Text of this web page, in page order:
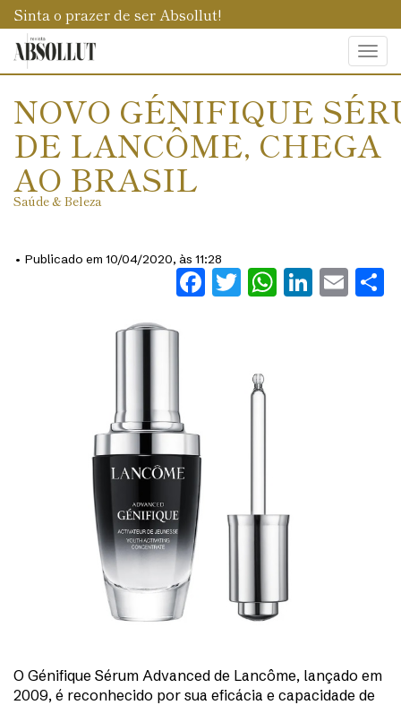
Sinta o prazer de ser Absollut!
NOVO GÉNIFIQUE
DE LANCÔME, CHEGA
AO BRASIL
Saúde & Beleza
• Publicado em 10/04/2020, às 11:28
Facebook
Twitter
O Génifique Sérum Advanced de Lancôme, lançado em
2009, é reconhecido por sua eficácia e capacidade de